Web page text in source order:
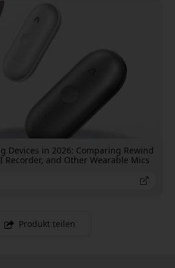
Devices in 2026: Comparing Rewind
Recorder, and Other Wearable Mics
Produkt teilen